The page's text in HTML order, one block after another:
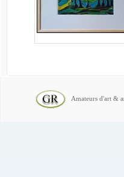
Amateurs d'art &